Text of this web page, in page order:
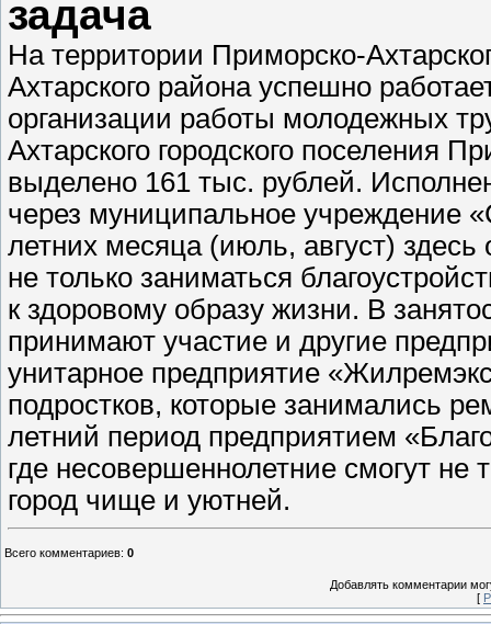
задача
На территории Приморско-
Ахтарского района успешно
организации работы молодежных
Ахтарского городского поселения
выделено 161 тыс. рублей.
через муниципальное учреждение
летних месяца (июль, август) здесь
не только заниматься
к здоровому образу жизни. В
принимают участие и другие
унитарное предприятие
подростков, которые занимались
летний период предприятием
где несовершеннолетние смогут не
город чище и уютней.
Всего комментариев: 0
Добавлять комментарии
[